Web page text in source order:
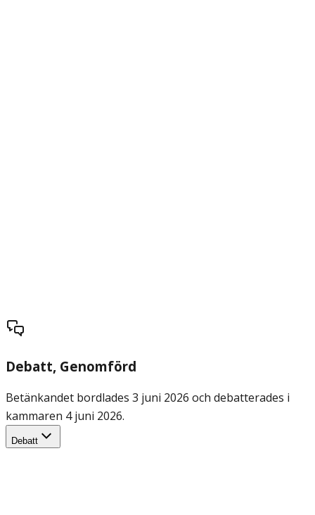
Debatt, Genomförd
Betänkandet bordlades 3 juni 2026 och debatterades i
kammaren 4 juni 2026.
Debatt